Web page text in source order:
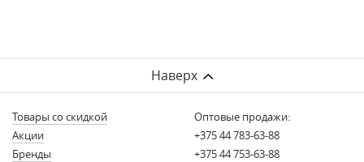
Наверх
Товары со скидкой
Акции
Бренды
Оптовые продажи:
+375 44 783-63-88
+375 44 753-63-88